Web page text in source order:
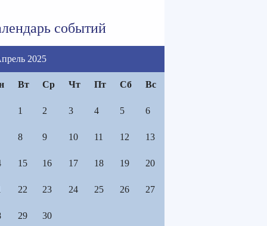
событий
2025
Вт Ср Чт Пт Сб Вс
1 2 3 4 5 6
8 9 10 11 12 13
15 16 17 18 19 20
22 23 24 25 26 27
29 30